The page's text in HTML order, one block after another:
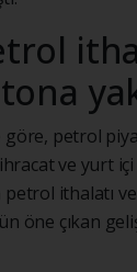
göre, petrol
ve yurt içi
petrol ithalatı
öne çıkan